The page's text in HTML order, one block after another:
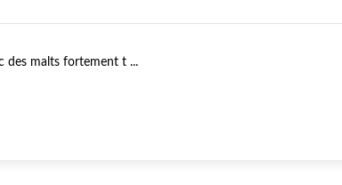
des malts fortement t ...